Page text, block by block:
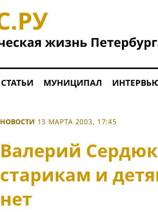
СТАТЬИ МУНИЦИПАЛ
НОВОСТИ 13 МАРТА 2003, 17:45
Валерий
старикам и
нет